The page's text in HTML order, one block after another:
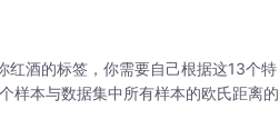
酒的标签，你需要自己根据这13个特
本与数据集中所有样本的欧氏距离的